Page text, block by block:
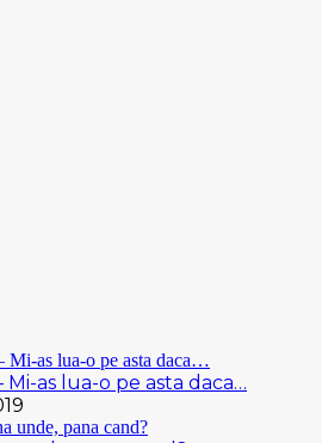
Mi-as lua-o pe asta daca…